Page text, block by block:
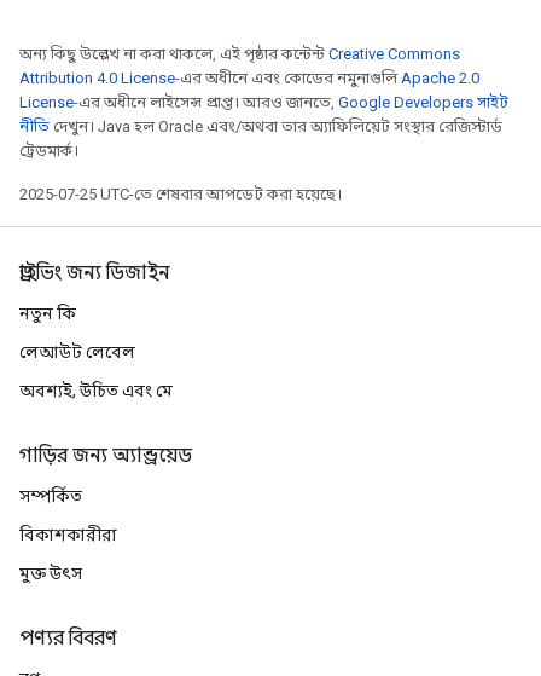
অন্য কিছু উল্লেখ না করা থাকলে, এই পৃষ্ঠার কন্টেন্ট Creative Commons
Attribution 4.0 License-এর অধীনে এবং কোডের নমুনাগুলি Apache 2.0
License-এর অধীনে লাইসেন্স প্রাপ্ত। আরও জানতে, Google Developers সাইট
নীতি দেখুন। Java হল Oracle এবং/অথবা তার অ্যাফিলিয়েট সংস্থার রেজিস্টার্ড
ট্রেডমার্ক।
2025-07-25 UTC-তে শেষবার আপডেট করা হয়েছে।
ড্রাইভিং জন্য ডিজাইন
নতুন কি
লেআউট লেবেল
অবশ্যই, উচিত এবং মে
গাড়ির জন্য অ্যান্ড্রয়েড
সম্পর্কিত
বিকাশকারীরা
মুক্ত উৎস
পণ্যর বিবরণ